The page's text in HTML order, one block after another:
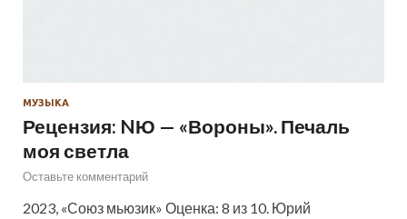
МУЗЫКА
Рецензия: NЮ — «Вороны». Печаль
моя светла
Оставьте комментарий
2023, «Союз мьюзик» Оценка: 8 из 10. Юрий